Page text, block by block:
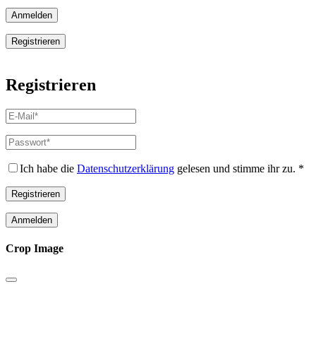
Anmelden
Registrieren
Registrieren
E-
Mail-
Adresse*
Erforderlich
Passwort*
Erforderlich
Ich habe die Datenschutzerklärung gelesen und stimme ihr zu. *
Registrieren
Anmelden
Crop Image